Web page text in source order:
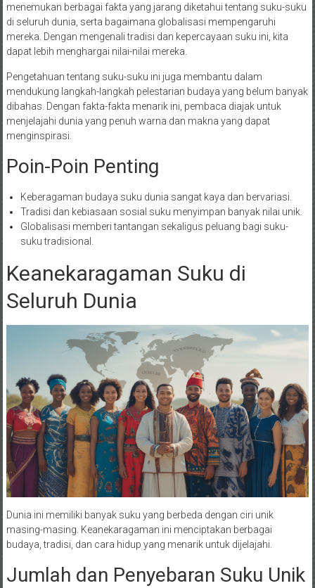
menemukan berbagai fakta yang jarang diketahui tentang suku-suku
di seluruh dunia, serta bagaimana globalisasi mempengaruhi
mereka. Dengan mengenali tradisi dan kepercayaan suku ini, kita
dapat lebih menghargai nilai-nilai mereka.
Pengetahuan tentang suku-suku ini juga membantu dalam
mendukung langkah-langkah pelestarian budaya yang belum banyak
dibahas. Dengan fakta-fakta menarik ini, pembaca diajak untuk
menjelajahi dunia yang penuh warna dan makna yang dapat
menginspirasi.
Poin-Poin Penting
Keberagaman budaya suku dunia sangat kaya dan bervariasi.
Tradisi dan kebiasaan sosial suku menyimpan banyak nilai unik.
Globalisasi memberi tantangan sekaligus peluang bagi suku-
suku tradisional.
Keanekaragaman Suku di
Seluruh Dunia
Dunia ini memiliki banyak suku yang berbeda dengan ciri unik
masing-masing. Keanekaragaman ini menciptakan berbagai
budaya, tradisi, dan cara hidup yang menarik untuk dijelajahi.
Jumlah dan Penyebaran Suku Unik